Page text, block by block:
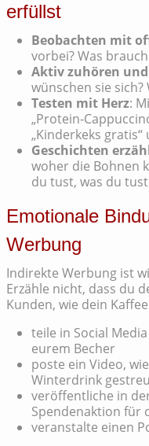
erfüllst
Beobachten mit
vorbei? Was
Aktiv zuhören
wünschen sie
Testen mit Herz:
„Protein-
„Kinderkeks
Geschichten
woher die Bohnen
du tust, was du
Emotionale
Werbung
Indirekte Werbung ist
Erzähle nicht, dass du
Kunden, wie dein
teile in Social
eurem Becher
poste ein Video,
Winterdrink
veröffentliche in
Spendenaktion für
veranstalte einen